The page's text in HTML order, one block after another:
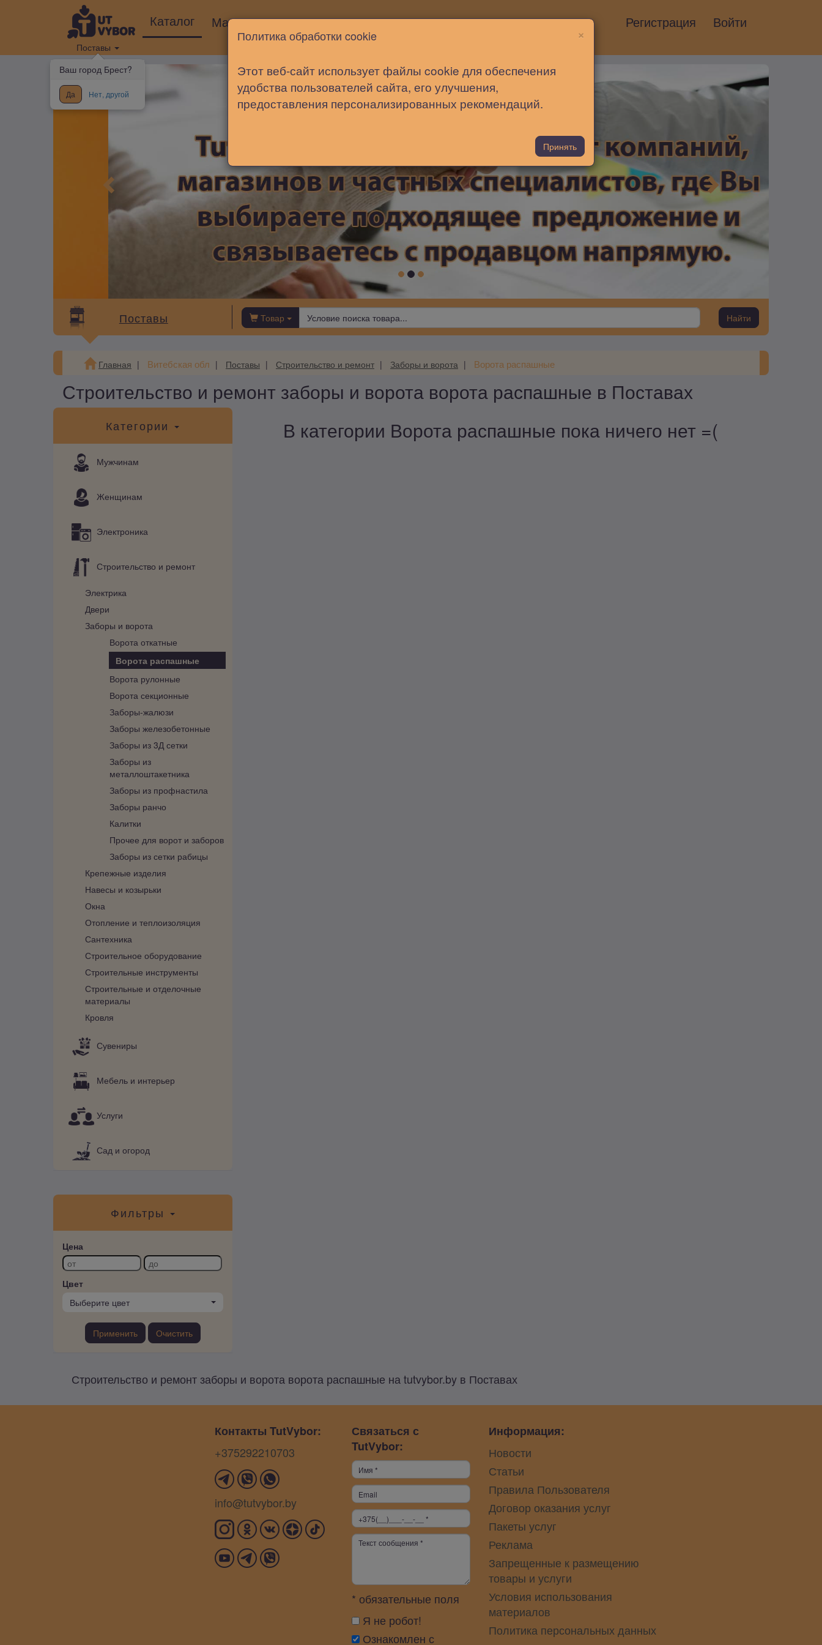
Поставы
Ваш город Брест?
Да Нет, другой
Каталог Магазины Новости Статьи Помощь Регистрация Войти
Поставы Товар Найти
Главная Витебская обл Поставы Строительство и ремонт Заборы и ворота Ворота распашные
Строительство и ремонт заборы и ворота ворота распашные в Поставах
Категории
Мужчинам
Женщинам
Электроника
Строительство и ремонт
Электрика
Двери
Заборы и ворота
Ворота откатные
Ворота распашные
Ворота рулонные
Ворота секционные
Заборы-жалюзи
Заборы железобетонные
Заборы из 3Д сетки
Заборы из
металлоштакетника
Заборы из профнастила
Заборы ранчо
Калитки
Прочее для ворот и заборов
Заборы из сетки рабицы
Крепежные изделия
Навесы и козырьки
Окна
Отопление и теплоизоляция
Сантехника
Строительное оборудование
Строительные инструменты
Строительные и отделочные
материалы
Кровля
Сувениры
Мебель и интерьер
Услуги
Сад и огород
Фильтры
Цена
Цвет
Выберите цвет
Применить Очистить
В категории Ворота распашные пока ничего нет =(
Строительство и ремонт заборы и ворота ворота распашные на tutvybor.by в Поставах
Контакты TutVybor:
+375292210703
info@tutvybor.by
Связаться с
TutVybor:
* обязательные поля
Я не робот!
Ознакомлен с
Информация:
Новости
Статьи
Правила Пользователя
Договор оказания услуг
Пакеты услуг
Реклама
Запрещенные к размещению
товары и услуги
Условия использования
материалов
Политика персональных данных
×
Политика обработки cookie
Этот веб-сайт использует файлы cookie для обеспечения
удобства пользователей сайта, его улучшения,
предоставления персонализированных рекомендаций.
Принять